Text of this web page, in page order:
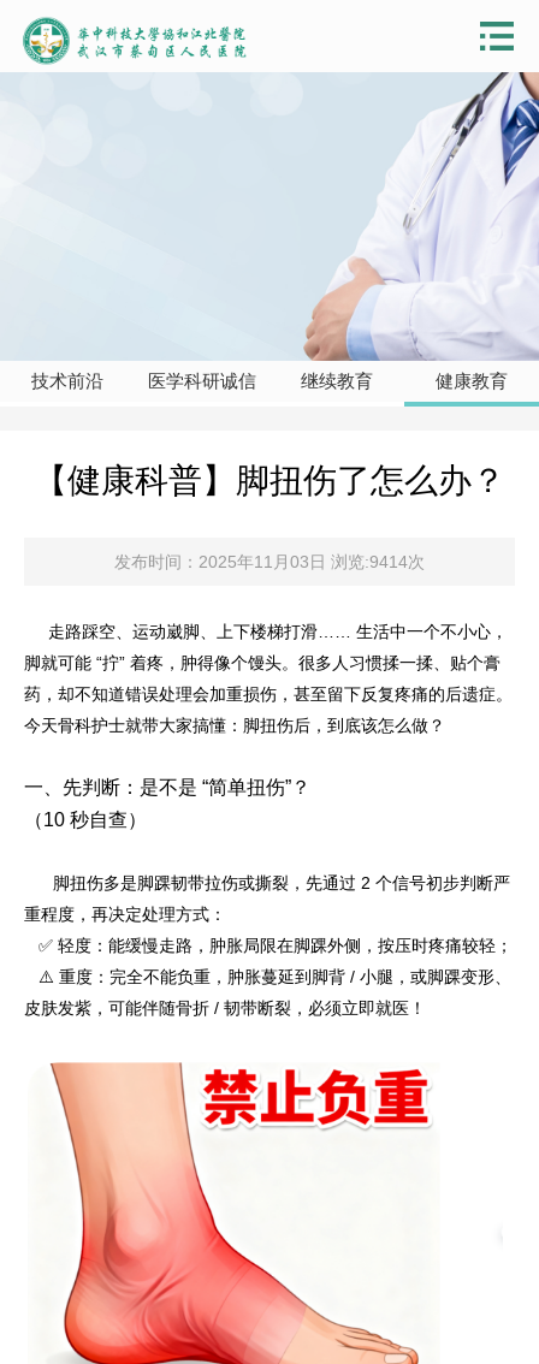
技术前沿 医学科研诚信 继续教育 健康教育
【健康科普】脚扭伤了怎么办？
发布时间：2025年11月03日 浏览:9414次
走路踩空、运动崴脚、上下楼梯打滑…… 生活中一个不小心，
脚就可能 “拧” 着疼，肿得像个馒头。很多人习惯揉一揉、贴个膏
药，却不知道错误处理会加重损伤，甚至留下反复疼痛的后遗症。
今天骨科护士就带大家搞懂：脚扭伤后，到底该怎么做？
一、先判断：是不是 “简单扭伤”？
（10 秒自查）
脚扭伤多是脚踝韧带拉伤或撕裂，先通过 2 个信号初步判断严
重程度，再决定处理方式：
✅ 轻度：能缓慢走路，肿胀局限在脚踝外侧，按压时疼痛较轻；
⚠️ 重度：完全不能负重，肿胀蔓延到脚背 / 小腿，或脚踝变形、
皮肤发紫，可能伴随骨折 / 韧带断裂，必须立即就医！